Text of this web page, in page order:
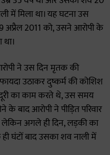
में मिला था। यह घटना उस
2011 को, उसने आरोपी के
ने उस दिन मृतक की
उठाकर दुष्कर्म की कोशिश
का काम करते थे, उस समय
के बाद आरोपी ने पीड़ित परिवार
अगले ही दिन, लड़की का
घंटों बाद उसका शव नाली में